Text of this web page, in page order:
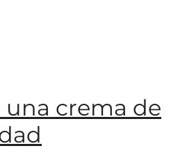
una crema de